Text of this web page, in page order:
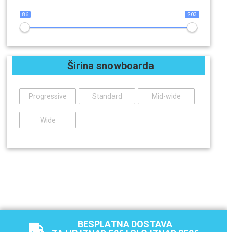
86 203
Širina snowboarda
Progressive Standard Mid-wide
Wide
BESPLATNA DOSTAVA